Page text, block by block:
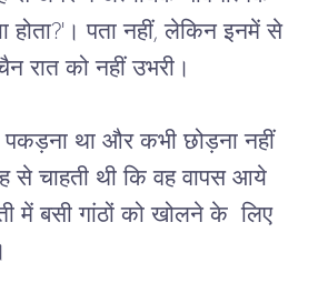
होता?'। पता नहीं, लेकिन इनमें से
रात को नहीं उभरी।
था और कभी छोड़ना नहीं
से चाहती थी कि वह वापस आये
में बसी गांठों को खोलने के लिए